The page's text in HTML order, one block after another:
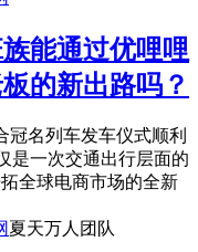
能通过优哩哩
的新出路吗？
冠名列车发车仪式顺利
是一次交通出行层面的
全球电商市场的全新
夏天万人团队